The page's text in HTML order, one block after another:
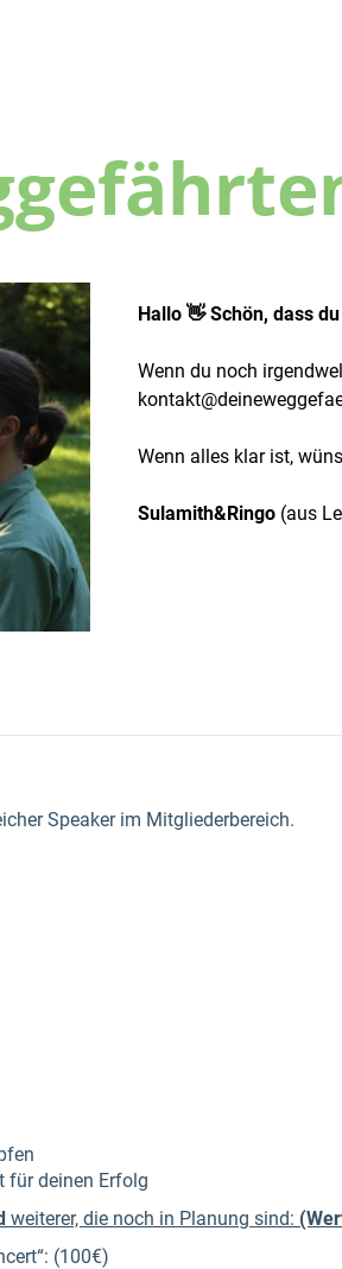
Hallo 👋 Schön, dass
Wenn du noch
Wenn alles klar ist,
Sulamith&Ringo (aus
Speaker im Mitgliederbereich.
für deinen Erfolg
weiterer, die noch in Planung sind:
(100€)